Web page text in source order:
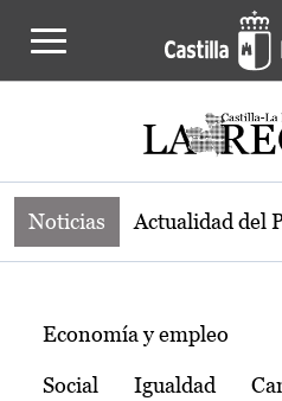
Noticias de la
Noticias Actualidad del
Temas
Economía y empleo
Social Igualdad